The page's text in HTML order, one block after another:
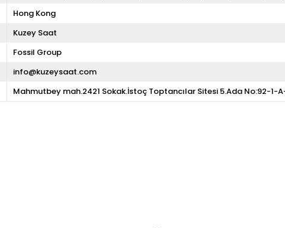
Hong Kong
Kuzey Saat
Fossil Group
info@kuzeysaat.com
Mahmutbey mah.2421 Sokak.İstoç Toptancılar Sitesi 5.Ada No:92-1-